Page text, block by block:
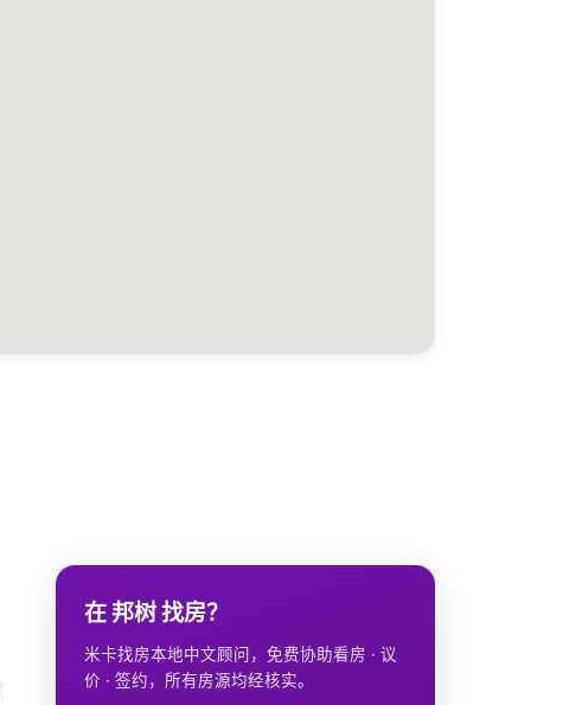
在 邦树 找房？
米卡找房本地中文顾问，免费协助看房 · 议
价 · 签约，所有房源均经核实。